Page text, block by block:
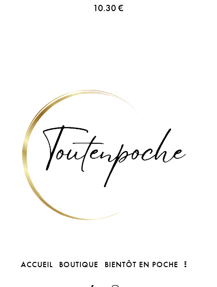
10.30 €
ACCUEIL BOUTIQUE BIENTÔT EN POCHE